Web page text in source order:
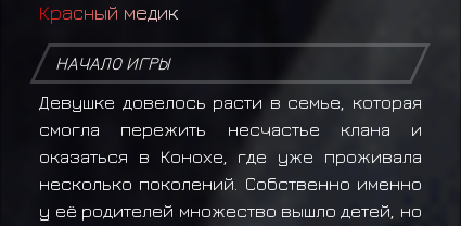
Красный медик
НАЧАЛО ИГРЫ
Девушке довелось расти в семье, которая
смогла пережить несчастье клана и
оказаться в Конохе, где уже проживала
несколько поколений. Собственно именно
у её родителей множество вышло детей, но